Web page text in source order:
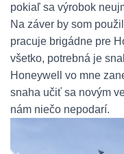
pokiaľ sa výrobok
Na záver by som
pracuje brigádne pre
všetko, potrebná je
Honeywell vo mne
snaha učiť sa novým
nám niečo nepodarí.